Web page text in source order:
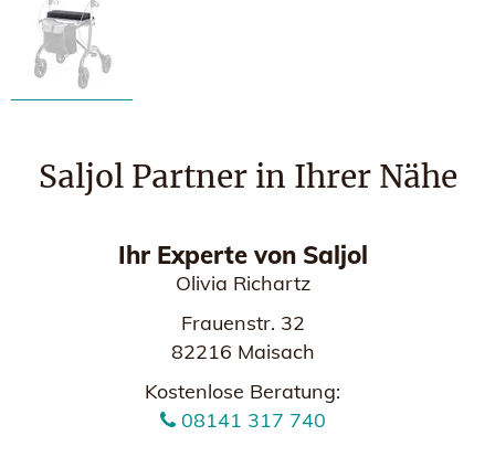
Saljol Partner in Ihrer Nähe
Ihr Experte von Saljol
Olivia Richartz
Frauenstr. 32
82216 Maisach
Kostenlose Beratung:
08141 317 740